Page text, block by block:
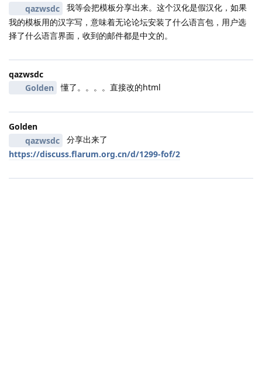
qazwsdc
我等会把模板分享出来。这个汉化是假汉化，如果
我的模板用的汉字写，意味着无论论坛安装了什么语言包，用户选
择了什么语言界面，收到的邮件都是中文的。
qazwsdc
Golden
懂了。。。。直接改的html
Golden
qazwsdc
分享出来了
https://discuss.flarum.org.cn/d/1299-fof/2